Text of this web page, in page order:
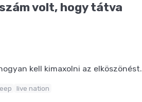
volt, hogy tátva
kell kimaxolni az elköszönést.
live nation